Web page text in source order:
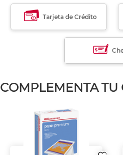
Tarjeta de Crédito
COMPLEMENTA TU